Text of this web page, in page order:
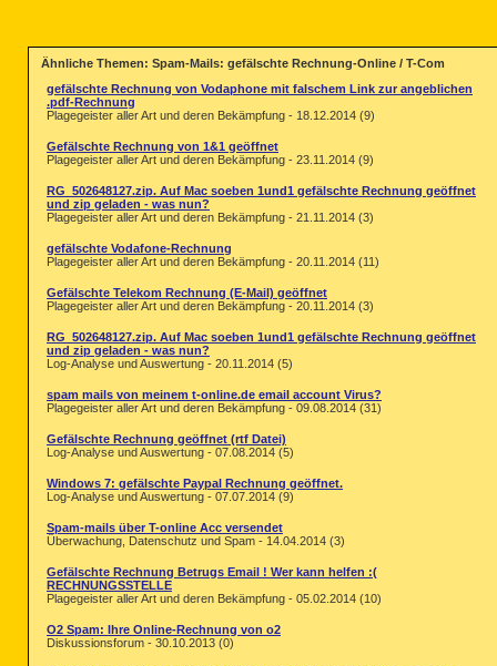
Ähnliche Themen: Spam-Mails: gefälschte Rechnung-Online / T-Com
gefälschte Rechnung von Vodaphone mit falschem Link zur angeblichen
.pdf-Rechnung
Plagegeister aller Art und deren Bekämpfung - 18.12.2014 (9)
Gefälschte Rechnung von 1&1 geöffnet
Plagegeister aller Art und deren Bekämpfung - 23.11.2014 (9)
RG_502648127.zip. Auf Mac soeben 1und1 gefälschte Rechnung geöffnet
und zip geladen - was nun?
Plagegeister aller Art und deren Bekämpfung - 21.11.2014 (3)
gefälschte Vodafone-Rechnung
Plagegeister aller Art und deren Bekämpfung - 20.11.2014 (11)
Gefälschte Telekom Rechnung (E-Mail) geöffnet
Plagegeister aller Art und deren Bekämpfung - 20.11.2014 (3)
RG_502648127.zip. Auf Mac soeben 1und1 gefälschte Rechnung geöffnet
und zip geladen - was nun?
Log-Analyse und Auswertung - 20.11.2014 (5)
spam mails von meinem t-online.de email account Virus?
Plagegeister aller Art und deren Bekämpfung - 09.08.2014 (31)
Gefälschte Rechnung geöffnet (rtf Datei)
Log-Analyse und Auswertung - 07.08.2014 (5)
Windows 7: gefälschte Paypal Rechnung geöffnet.
Log-Analyse und Auswertung - 07.07.2014 (9)
Spam-mails über T-online Acc versendet
Überwachung, Datenschutz und Spam - 14.04.2014 (3)
Gefälschte Rechnung Betrugs Email ! Wer kann helfen :(
RECHNUNGSSTELLE
Plagegeister aller Art und deren Bekämpfung - 05.02.2014 (10)
O2 Spam: Ihre Online-Rechnung von o2
Diskussionsforum - 30.10.2013 (0)